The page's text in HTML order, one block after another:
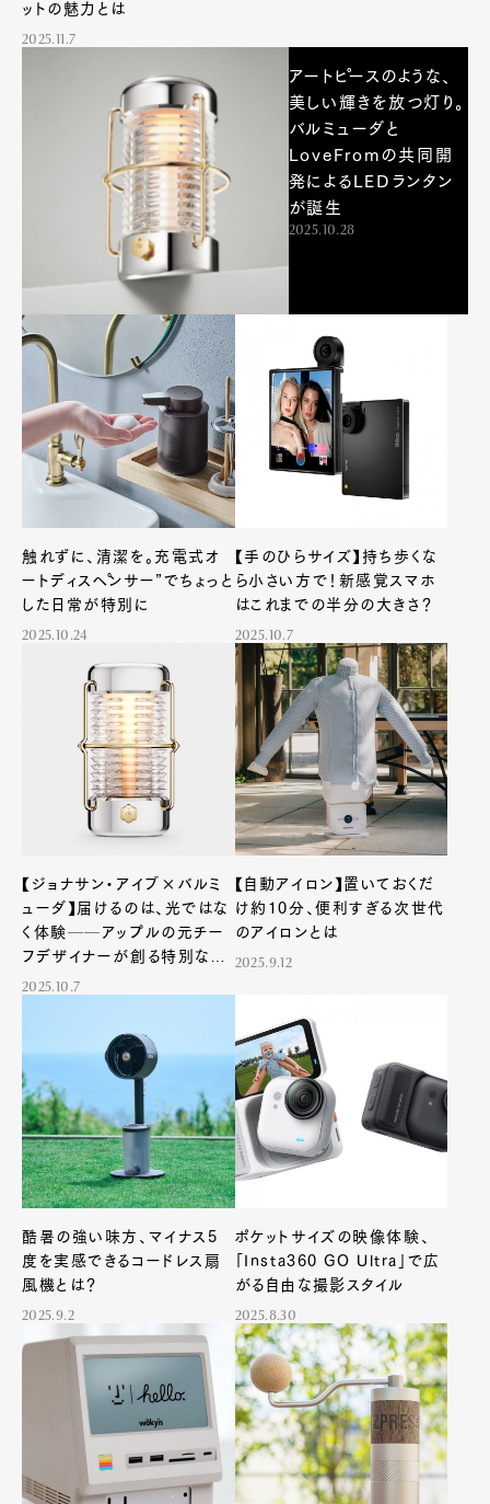
Art&DesignWatchFashion
GourmetCars
Product Culture Lifestyle
Pen Membership
Magazine
Official Columnist
About
Contact
Pen Meet
Pen international Pen tw
ットの魅力とは
2025.11.7
アートピースのような、
美しい輝きを放つ灯り。
バルミューダと
LoveFromの共同開
発によるLEDランタン
が誕生
2025.10.28
触れずに、清潔を。充電式オ
ートディスペンサー”でちょっと
した日常が特別に
2025.10.24
【手のひらサイズ】持ち歩くな
ら小さい方で！新感覚スマホ
はこれまでの半分の大きさ？
2025.10.7
【ジョナサン・アイブ×バルミ
ューダ】届けるのは、光ではな
く体験──アップルの元チー
フデザイナーが創る特別な一
台
2025.10.7
【自動アイロン】置いておくだ
け約10分、便利すぎる次世代
のアイロンとは
2025.9.12
酷暑の強い味方、マイナス5
度を実感できるコードレス扇
風機とは？
2025.9.2
ポケットサイズの映像体験、
「Insta360 GO Ultra」で広
がる自由な撮影スタイル
2025.8.30